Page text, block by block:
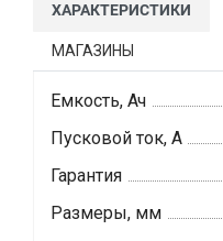
ХАРАКТЕРИСТИКИ
МАГАЗИНЫ
Емкость, Ач
Пусковой ток, А
Гарантия
Размеры, мм